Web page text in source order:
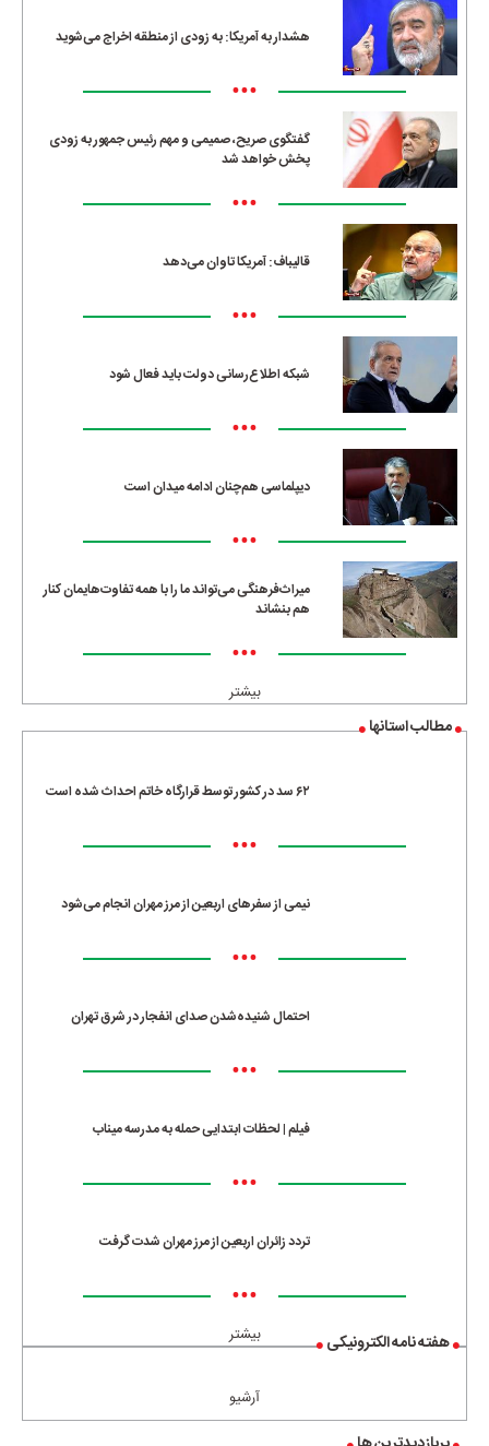
هشدار به آمریکا: به زودی از منطقه اخراج می‌شوید
•••
گفتگوی صریح، صمیمی و مهم رئیس جمهور به زودی
پخش خواهد شد
•••
قالیباف: آمریکا تاوان می‌دهد
•••
شبکه اطلاع‌رسانی دولت باید فعال شود
•••
دیپلماسی هم‌چنان ادامه میدان است
•••
میراث‌فرهنگی می‌تواند ما را با همه تفاوت‌هایمان کنار
هم بنشاند
•••
بیشتر
مطالب استانها
۶۲ سد در کشور توسط قرارگاه خاتم احداث شده است
•••
نیمی از سفرهای اربعین از مرز مهران انجام می‌شود
•••
احتمال شنیده‌شدن صدای انفجار در شرق تهران
•••
فیلم | لحظات ابتدایی حمله به مدرسه میناب
•••
تردد زائران اربعین از مرز مهران شدت گرفت
•••
بیشتر هفته نامه الکترونیکی
آرشیو